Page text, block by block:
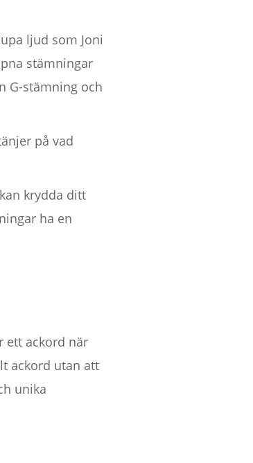
ljud som Joni
stämningar
G-stämning och
på vad
krydda ditt
ha en
ett ackord när
ackord utan att
unika